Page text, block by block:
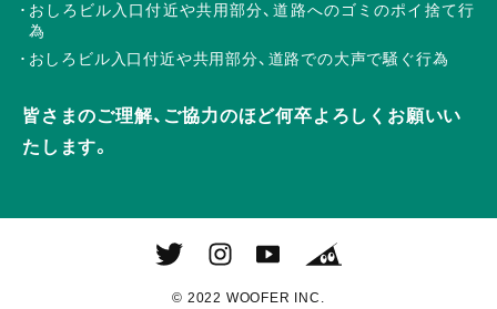
おしろビル入口付近や共用部分、道路へのゴミのポイ捨て行
為
おしろビル入口付近や共用部分、道路での大声で騒ぐ行為
皆さまのご理解、ご協力のほど何卒よろしくお願いい
たします。
© 2022 WOOFER INC.